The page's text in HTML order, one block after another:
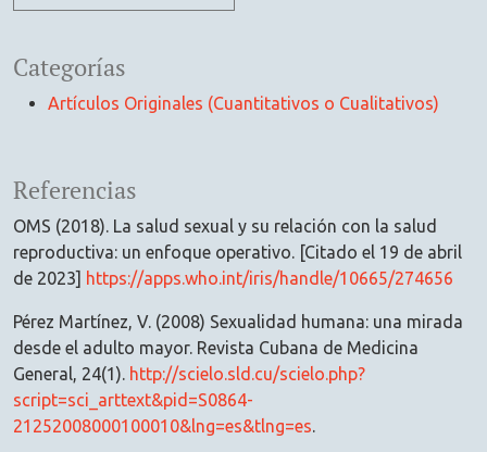
Categorías
Artículos Originales (Cuantitativos o Cualitativos)
Referencias
OMS (2018). La salud sexual y su relación con la salud
reproductiva: un enfoque operativo. [Citado el 19 de abril
de 2023] https://apps.who.int/iris/handle/10665/274656
Pérez Martínez, V. (2008) Sexualidad humana: una mirada
desde el adulto mayor. Revista Cubana de Medicina
General, 24(1). http://scielo.sld.cu/scielo.php?
script=sci_arttext&pid=S0864-
21252008000100010&lng=es&tlng=es.